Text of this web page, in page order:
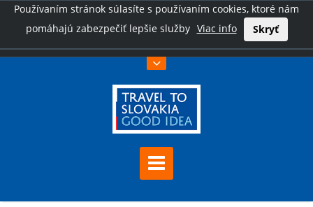
Používaním stránok súlasíte s používaním cookies, ktoré nám
pomáhajú zabezpečiť lepšie služby Viac info Skryť
Múzeum M. R. Štefánika v Košariskách